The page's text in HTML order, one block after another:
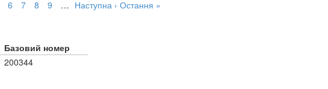
6 7 8 9 … Наступна › Остання »
Базовий номер
200344